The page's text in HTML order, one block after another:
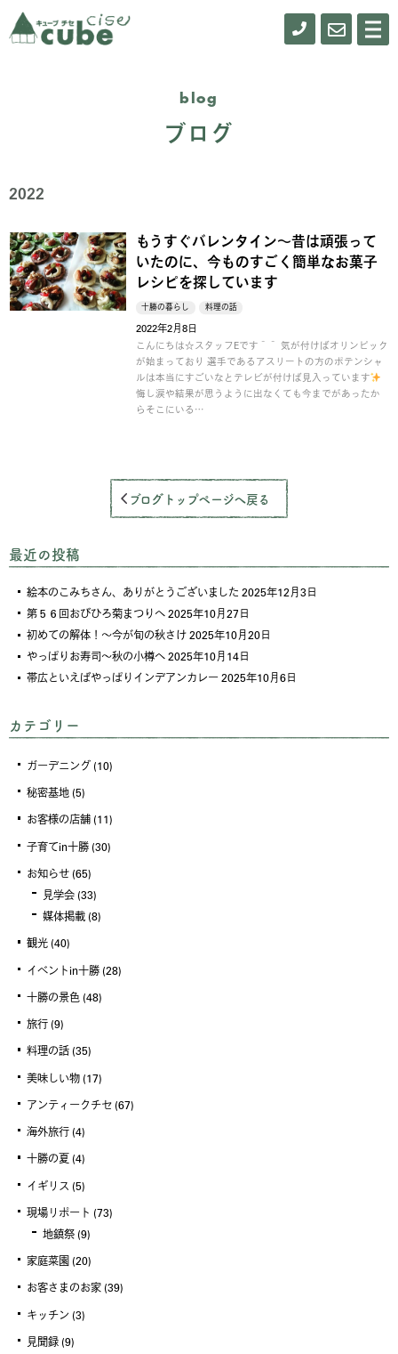
メ
ニ
0155- お
blog
ブログ
2022
もうすぐバレンタイン～昔は頑張って
いたのに、今ものすごく簡単なお菓子
レシピを探しています
十勝の暮らし 料理の話
2022年2月8日
こんにちは☆スタッフEです＾＾ 気が付けばオリンピック
が始まっており 選手であるアスリートの方のポテンシャ
ルは本当にすごいなとテレビが付けば見入っています
悔し涙や結果が思うように出なくても今までがあったか
らそこにいる…
ブログトップページへ戻る
最近の投稿
絵本のこみちさん、ありがとうございました 2025年12月3日
第５６回おびひろ菊まつりへ2025年10月27日
初めての解体！～今が旬の秋さけ2025年10月20日
やっぱりお寿司～秋の小樽へ2025年10月14日
帯広といえばやっぱりインデアンカレー2025年10月6日
カテゴリー
ガーデニング (10)
秘密基地 (5)
お客様の店舗 (11)
子育てin十勝 (30)
お知らせ (65)
見学会 (33)
媒体掲載 (8)
観光 (40)
イベントin十勝 (28)
十勝の景色 (48)
旅行 (9)
料理の話 (35)
美味しい物 (17)
アンティークチセ (67)
海外旅行 (4)
十勝の夏 (4)
イギリス (5)
現場リポート (73)
地鎮祭 (9)
家庭菜園 (20)
お客さまのお家 (39)
キッチン (3)
見聞録 (9)